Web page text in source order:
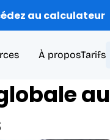
au calculateur
À proposTarifs
au